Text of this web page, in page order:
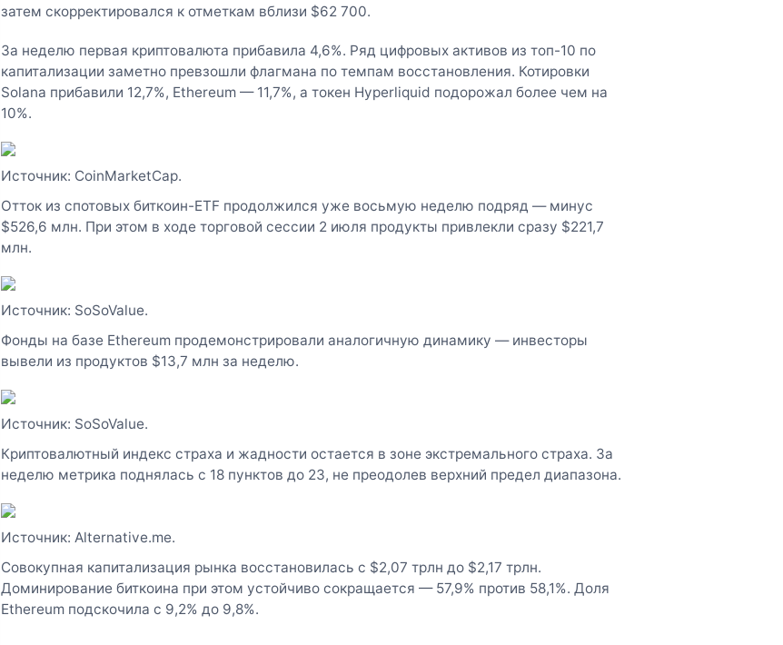
затем скорректировался к отметкам вблизи $62 700.
За неделю первая криптовалюта прибавила 4,6%. Ряд цифровых активов из топ-10 по
капитализации заметно превзошли флагмана по темпам восстановления. Котировки
Solana прибавили 12,7%, Ethereum — 11,7%, а токен Hyperliquid подорожал более чем на
10%.
Источник: CoinMarketCap.
Отток из спотовых биткоин-ETF продолжился уже восьмую неделю подряд — минус
$526,6 млн. При этом в ходе торговой сессии 2 июля продукты привлекли сразу $221,7
млн.
Источник: SoSoValue.
Фонды на базе Ethereum продемонстрировали аналогичную динамику — инвесторы
вывели из продуктов $13,7 млн за неделю.
Источник: SoSoValue.
Криптовалютный индекс страха и жадности остается в зоне экстремального страха. За
неделю метрика поднялась с 18 пунктов до 23, не преодолев верхний предел диапазона.
Источник: Alternative.me.
Совокупная капитализация рынка восстановилась с $2,07 трлн до $2,17 трлн.
Доминирование биткоина при этом устойчиво сокращается — 57,9% против 58,1%. Доля
Ethereum подскочила с 9,2% до 9,8%.